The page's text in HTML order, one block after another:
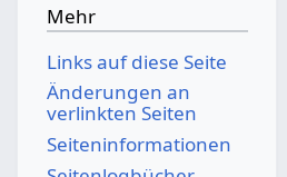
Mehr
Links auf diese Seite
Änderungen an
verlinkten Seiten
Seiten­­informationen